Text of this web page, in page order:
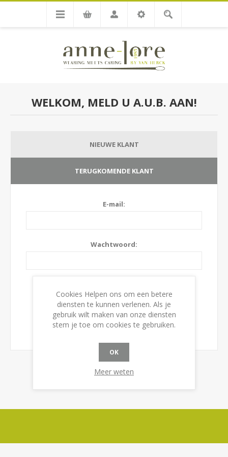
WELKOM, MELD U A.U.B. AAN!
NIEUWE KLANT
TERUGKOMENDE KLANT
E-mail:
Wachtwoord:
Cookies Helpen ons om een betere
diensten te kunnen verlenen. Als je
gebruik wilt maken van onze diensten
stem je toe om cookies te gebruiken.
OK
Meer weten